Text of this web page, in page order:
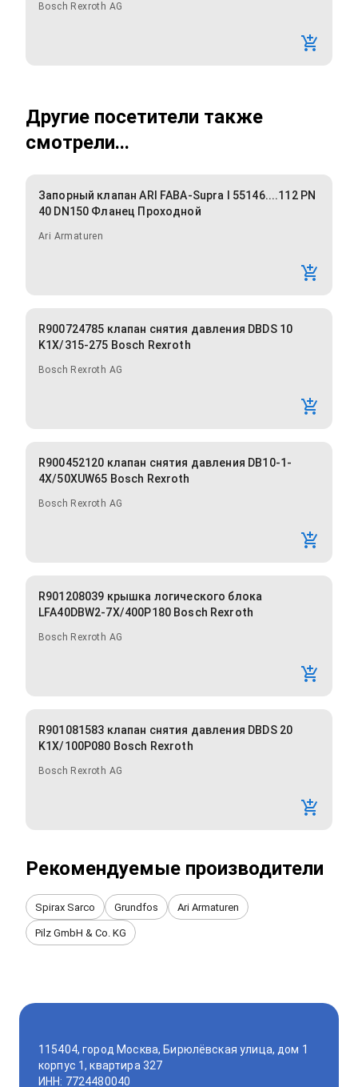
Bosch Rexroth AG
Другие посетители также
смотрели...
Запорный клапан ARI FABA-Supra I 55146....112 PN
40 DN150 Фланец Проходной
Ari Armaturen
R900724785 клапан снятия давления DBDS 10
K1X/315-275 Bosch Rexroth
Bosch Rexroth AG
R900452120 клапан снятия давления DB10-1-
4X/50XUW65 Bosch Rexroth
Bosch Rexroth AG
R901208039 крышка логического блока
LFA40DBW2-7X/400P180 Bosch Rexroth
Bosch Rexroth AG
R901081583 клапан снятия давления DBDS 20
K1X/100P080 Bosch Rexroth
Bosch Rexroth AG
Рекомендуемые производители
Spirax Sarco Grundfos Ari Armaturen
Pilz GmbH & Co. KG
115404, город Москва, Бирюлёвская улица, дом 1
корпус 1, квартира 327
ИНН: 7724480040